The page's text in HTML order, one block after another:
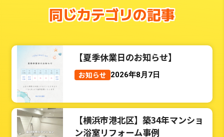
同じカテゴリの記事
【夏季休業日のお知らせ】
お知らせ 2026年8月7日
【横浜市港北区】築34年マンショ
ン浴室リフォーム事例